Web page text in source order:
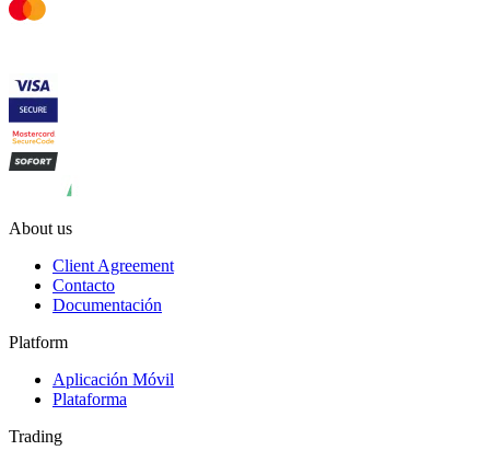
About us
Client Agreement
Contacto
Documentación
Platform
Aplicación Móvil
Plataforma
Trading